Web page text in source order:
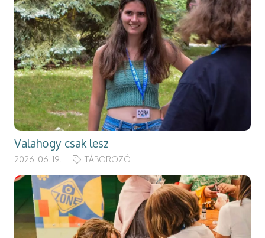
Valahogy csak lesz
2026. 06. 19. TÁBOROZÓ